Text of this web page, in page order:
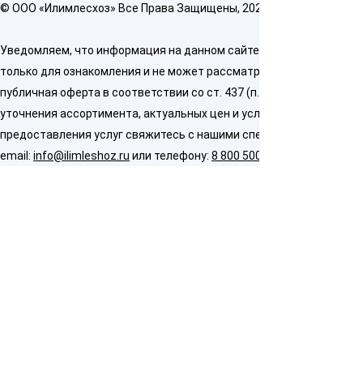
© OOO «Илимлесхоз» Все Права Защищены, 2026
Уведомляем, что информация на данном сайте предназначена
только для ознакомления и не может рассматриваться как
публичная оферта в соответствии со ст. 437 (п. 2) ГК РФ. Для
уточнения ассортимента, актуальных цен и условий
предоставления услуг свяжитесь с нашими специалистами по
email: info@ilimleshoz.ru или телефону: 8 800 500 5437